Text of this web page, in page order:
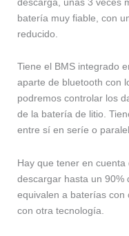
batería muy fiable, con
reducido.
Tiene el BMS integrado
aparte de bluetooth con
podremos controlar los
de la batería de litio.
entre sí en seríe o
Hay que tener en
descargar hasta un 90%
equivalen a baterías con
con otra tecnología.